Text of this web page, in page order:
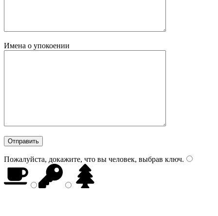
Имена о упокоении
Пожалуйста, докажите, что вы человек, выбрав ключ.